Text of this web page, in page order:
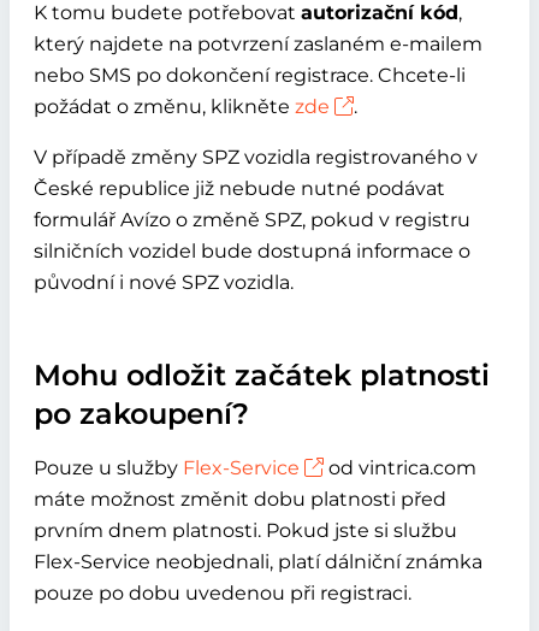
K tomu budete potřebovat autorizační kód,
který najdete na potvrzení zaslaném e-mailem
nebo SMS po dokončení registrace. Chcete-li
požádat o změnu, klikněte zde .
V případě změny SPZ vozidla registrovaného v
České republice již nebude nutné podávat
formulář Avízo o změně SPZ, pokud v registru
silničních vozidel bude dostupná informace o
původní i nové SPZ vozidla.
Mohu odložit začátek platnosti
po zakoupení?
Pouze u služby Flex-Service
od vintrica.com
máte možnost změnit dobu platnosti před
prvním dnem platnosti. Pokud jste si službu
Flex-Service neobjednali, platí dálniční známka
pouze po dobu uvedenou při registraci.